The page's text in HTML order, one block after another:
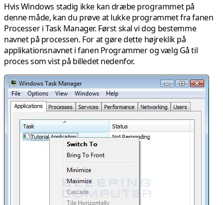
Hvis Windows stadig ikke kan dræbe programmet på
denne måde, kan du prøve at lukke programmet fra fanen
Processer i Task Manager. Først skal vi dog bestemme
navnet på processen. For at gøre dette højreklik på
applikationsnavnet i fanen Programmer og vælg Gå til
processom vist på billedet nedenfor.